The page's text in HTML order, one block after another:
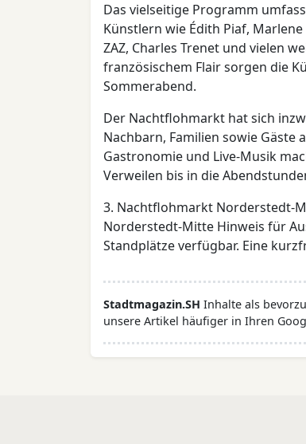
Das vielseitige Programm
Künstlern wie Édith Piaf,
ZAZ, Charles Trenet und vielen
französischem Flair sorgen die
Sommerabend.
Der Nachtflohmarkt hat sich
Nachbarn, Familien sowie Gäste
Gastronomie und Live-Musik
Verweilen bis in die
3. Nachtflohmarkt Norderstedt-
Norderstedt-Mitte Hinweis für
Standplätze verfügbar. Eine
Stadtmagazin.SH Inhalte als
unsere Artikel häufiger in Ihren